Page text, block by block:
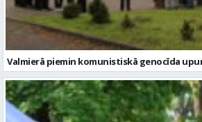
Valmierā piemin komunistiskā genocīda